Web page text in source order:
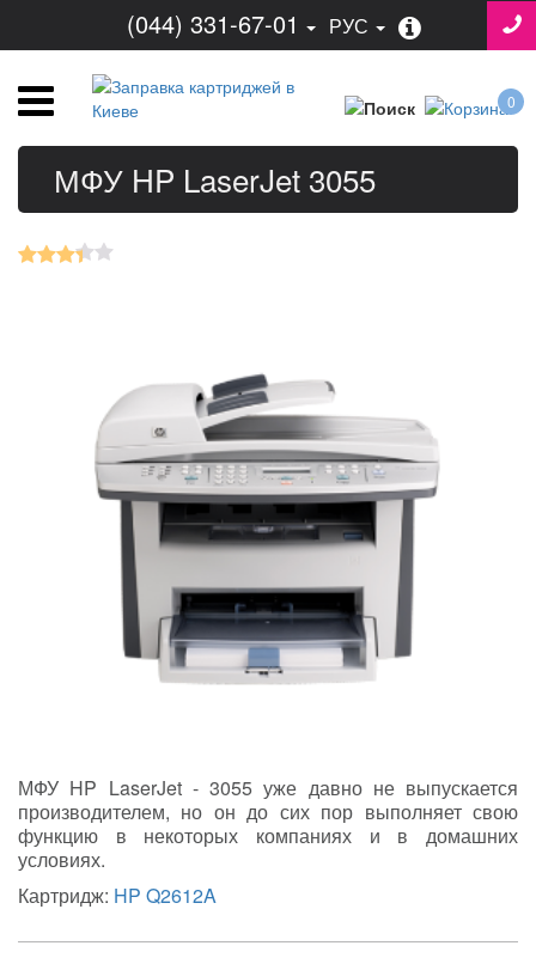
(044) 331-67-01 РУС
0
МФУ HP LaserJet 3055
МФУ HP LaserJet - 3055 уже давно не выпускается
производителем, но он до сих пор выполняет свою
функцию в некоторых компаниях и в домашних
условиях.
Картридж: HP Q2612A